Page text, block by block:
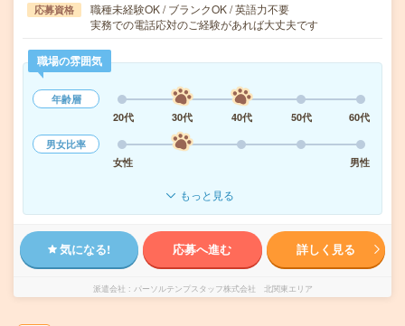
応募資格
職種未経験OK / ブランクOK / 英語力不要
実務での電話応対のご経験があれば大丈夫です
職場の雰囲気
年齢層
20代
30代 40代 50代
60代
男女比率
女性
男性
もっと見る
気になる! 応募へ進む 詳しく見る
派遣会社 パーソルテンプスタッフ株式会社 北関東エリア